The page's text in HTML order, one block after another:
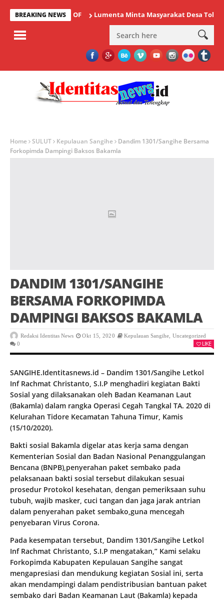
BREAKING NEWS Lumenta Minta Masyarakat Desa Tolok
Home SULUT Kepulauan Sangihe
Dandim 1301/Sangihe Bersama
Forkopimda Dampingi Baksos Bakamla
DANDIM 1301/SANGIHE
BERSAMA FORKOPIMDA
DAMPINGI BAKSOS BAKAMLA
Redaksi Identitas News Okt 15, 2020 Kepulauan Sangihe Uncategorized
0
LIKE
SANGIHE.Identitasnews.id – Dandim 1301/Sangihe Letkol
Inf Rachmat Christanto, S.I.P menghadiri kegiatan Bakti
Sosial yang dilaksanakan oleh Badan Keamanan Laut
(Bakamla) dalam rangka Operasi Cegah Tangkal TA. 2020 di
Kelurahan Tidore Kecamatan Tahuna Timur, Kamis
(15/10/2020).
Bakti sosial Bakamla digelar atas kerja sama dengan
Kementerian Sosial dan Badan Nasional Penanggulangan
Bencana (BNPB),penyerahan paket sembako pada
pelaksanaan bakti sosial tersebut dilakukan sesuai
prosedur Protokol kesehatan, dengan pemeriksaan suhu
tubuh, wajib masker, cuci tangan dan jaga jarak antrian
dalam penyerahan paket sembako,guna mencegah
penyebaran Virus Corona.
Pada kesempatan tersebut, Dandim 1301/Sangihe Letkol
Inf Rachmat Christanto, S.I.P mengatakan,” Kami selaku
Forkopimda Kabupaten Kepulauan Sangihe sangat
mengapresiasi dan mendukung kegiatan Sosial ini, serta
akan mendampingi dalam pendistribusian bantuan paket
sembako dari Badan Keamanan Laut (Bakamla) kepada